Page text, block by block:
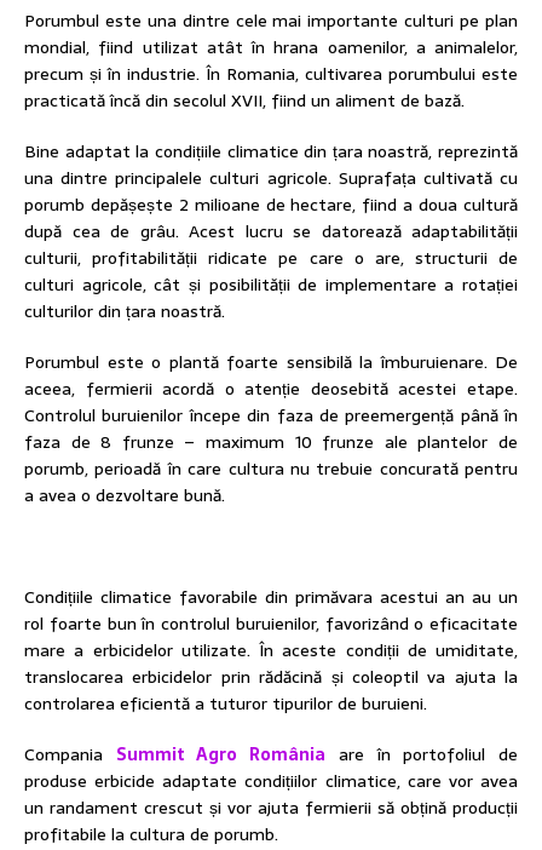
Porumbul este una dintre cele mai importante culturi pe plan
mondial, fiind utilizat atât în hrana oamenilor, a animalelor,
precum și în industrie. În Romania, cultivarea porumbului este
practicată încă din secolul XVII, fiind un aliment de bază.
Bine adaptat la condițiile climatice din țara noastră, reprezintă
una dintre principalele culturi agricole. Suprafața cultivată cu
porumb depășește 2 milioane de hectare, fiind a doua cultură
după cea de grâu. Acest lucru se datorează adaptabilității
culturii, profitabilității ridicate pe care o are, structurii de
culturi agricole, cât și posibilității de implementare a rotației
culturilor din țara noastră.
Porumbul este o plantă foarte sensibilă la îmburuienare. De
aceea, fermierii acordă o atenție deosebită acestei etape.
Controlul buruienilor începe din faza de preemergență până în
faza de 8 frunze – maximum 10 frunze ale plantelor de
porumb, perioadă în care cultura nu trebuie concurată pentru
a avea o dezvoltare bună.
Condițiile climatice favorabile din primăvara acestui an au un
rol foarte bun în controlul buruienilor, favorizând o eficacitate
mare a erbicidelor utilizate. În aceste condiții de umiditate,
translocarea erbicidelor prin rădăcină și coleoptil va ajuta la
controlarea eficientă a tuturor tipurilor de buruieni.
Compania Summit Agro România are în portofoliul de
produse erbicide adaptate condițiilor climatice, care vor avea
un randament crescut și vor ajuta fermierii să obțină producții
profitabile la cultura de porumb.